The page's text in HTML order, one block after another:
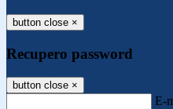
button close ×
Recupero password
button close ×
E-